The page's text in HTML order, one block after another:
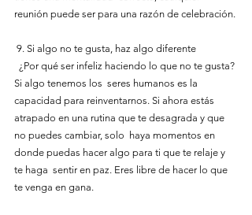
reunión puede ser para una razón de celebración.
9. Si algo no te gusta, haz algo diferente
Si algo tenemos los  seres humanos es la
capacidad para reinventarnos. Si ahora estás
atrapado en una rutina que te desagrada y que
no puedes cambiar, solo  haya momentos en
donde puedas hacer algo para ti que te relaje y
te haga  sentir en paz. Eres libre de hacer lo que
te venga en gana.